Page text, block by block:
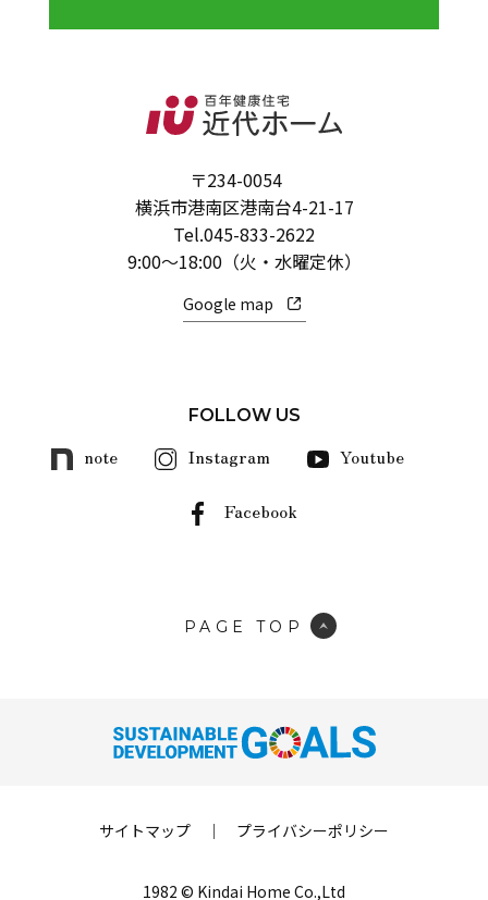
〒234-0054
横浜市港南区港南台4-21-17
Tel.045-833-2622
9:00～18:00（火・水曜定休）
Google map
FOLLOW US
note Instagram Youtube
Facebook
PAGE TOP
サイトマップ ｜ プライバシーポリシー
1982 © Kindai Home Co.,Ltd